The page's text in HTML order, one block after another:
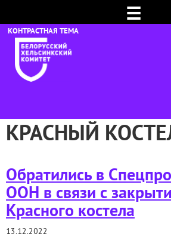
☰
КРАСНЫЙ
Обратились в
ООН в связи с
Красного костела
13.12.2022